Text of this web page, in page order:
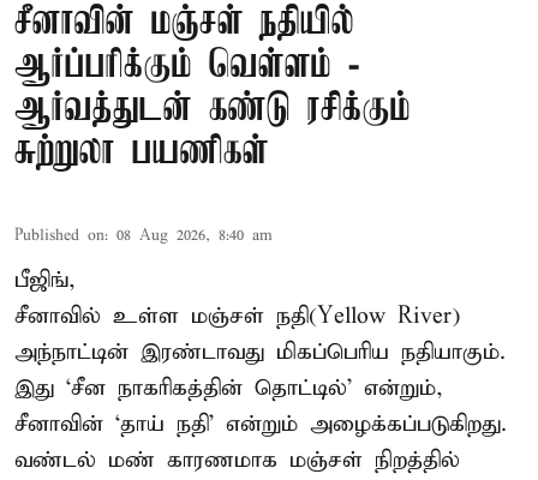
சீனாவின் மஞ்சள் நதியில்
ஆர்ப்பரிக்கும் வெள்ளம் -
ஆர்வத்துடன் கண்டு ரசிக்கும்
சுற்றுலா பயணிகள்
Published on: 08 Aug 2026, 8:40 am
பீஜிங்,
சீனாவில் உள்ள மஞ்சள் நதி(Yellow River)
அந்நாட்டின் இரண்டாவது மிகப்பெரிய நதியாகும்.
இது ‘சீன நாகரிகத்தின் தொட்டில்’ என்றும்,
சீனாவின் ‘தாய் நதி’ என்றும் அழைக்கப்படுகிறது.
வண்டல் மண் காரணமாக மஞ்சள் நிறத்தில்